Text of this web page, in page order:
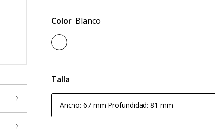
Color Blanco
Talla
Ancho: 67 mm Profundidad: 81 mm